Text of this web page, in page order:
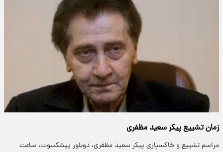
زمان تشییع پیکر سعید مظفری
مراسم تشییع و خاکسپاری پیکر سعید مظفری، دوبلور پیشکسوت، ساعت